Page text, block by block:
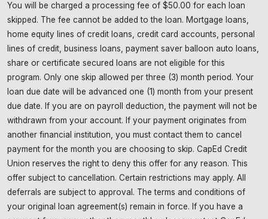
You will be charged a processing fee of $50.00 for each loan
skipped. The fee cannot be added to the loan. Mortgage loans,
home equity lines of credit loans, credit card accounts, personal
lines of credit, business loans, payment saver balloon auto loans,
share or certificate secured loans are not eligible for this
program. Only one skip allowed per three (3) month period. Your
loan due date will be advanced one (1) month from your present
due date. If you are on payroll deduction, the payment will not be
withdrawn from your account. If your payment originates from
another financial institution, you must contact them to cancel
payment for the month you are choosing to skip. CapEd Credit
Union reserves the right to deny this offer for any reason. This
offer subject to cancellation. Certain restrictions may apply. All
deferrals are subject to approval. The terms and conditions of
your original loan agreement(s) remain in force. If you have a